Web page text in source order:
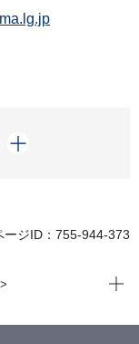
ージID：755-944-373
の開催に向け
現在